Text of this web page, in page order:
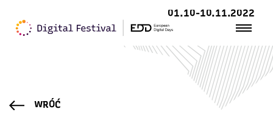
01.10-10.11.2022
WRÓĆ